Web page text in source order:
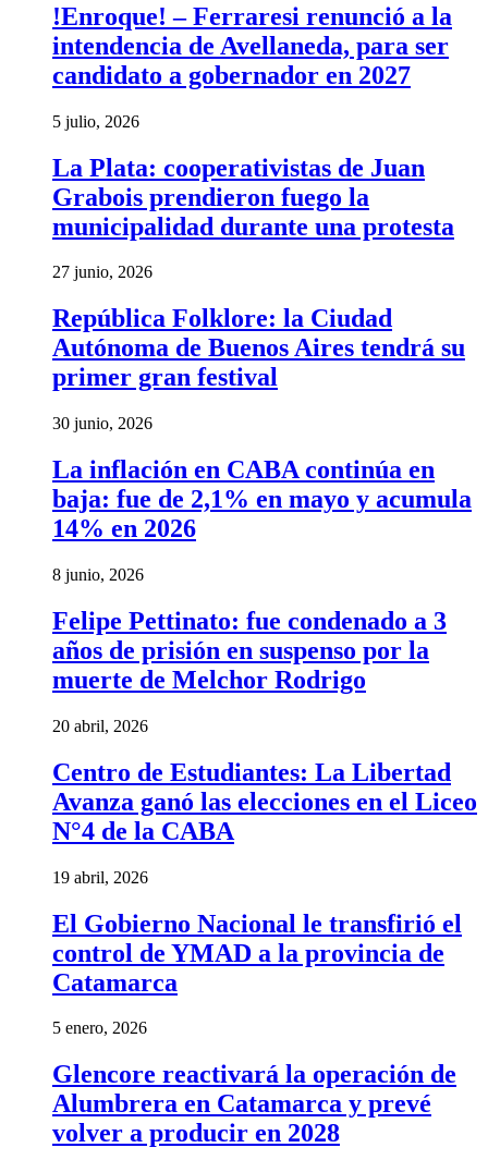
!Enroque! – Ferraresi renunció a la
intendencia de Avellaneda, para ser
candidato a gobernador en 2027
5 julio, 2026
La Plata: cooperativistas de Juan
Grabois prendieron fuego la
municipalidad durante una protesta
27 junio, 2026
República Folklore: la Ciudad
Autónoma de Buenos Aires tendrá su
primer gran festival
30 junio, 2026
La inflación en CABA continúa en
baja: fue de 2,1% en mayo y acumula
14% en 2026
8 junio, 2026
Felipe Pettinato: fue condenado a 3
años de prisión en suspenso por la
muerte de Melchor Rodrigo
20 abril, 2026
Centro de Estudiantes: La Libertad
Avanza ganó las elecciones en el Liceo
N°4 de la CABA
19 abril, 2026
El Gobierno Nacional le transfirió el
control de YMAD a la provincia de
Catamarca
5 enero, 2026
Glencore reactivará la operación de
Alumbrera en Catamarca y prevé
volver a producir en 2028